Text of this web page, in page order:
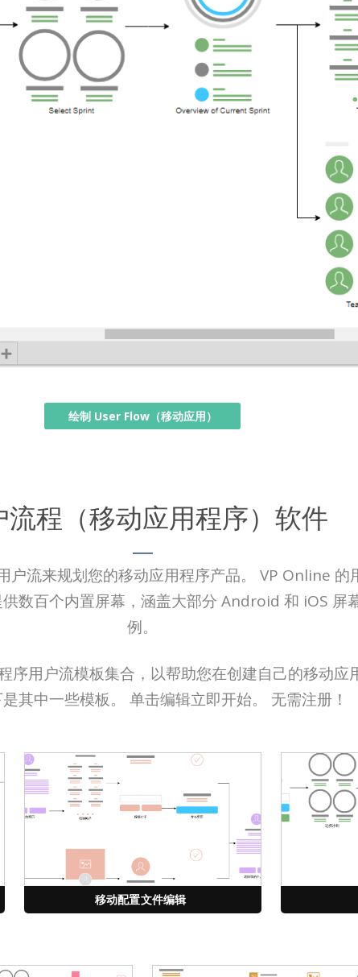
绘制 User Flow（移动应用）
流程（移动应用程序）软件
户流来规划您的移动应用程序产品。 VP Online 的
数百个内置屏幕，涵盖大部分 Android 和 iOS 屏
例。
序用户流模板集合，以帮助您在创建自己的移动应
其中一些模板。 单击编辑立即开始。 无需注册！
移动配置文件编辑